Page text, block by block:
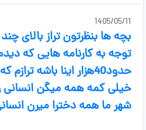
1405/05/11
بچه ها بنظرتون تراز بالای
توجه به کارنامه هایی که
حدود40هزار اینا باشه
خیلی کمه همه میگن
شهر ما همه دخترا میرن